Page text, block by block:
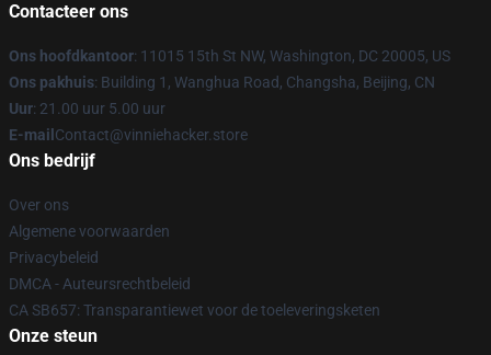
Contacteer ons
Ons hoofdkantoor: 11015 15th St NW, Washington, DC 20005, US
Ons pakhuis: Building 1, Wanghua Road, Changsha, Beijing, CN
Uur: 21.00 uur 5.00 uur
E-mail Contact@vinniehacker.store
Ons bedrijf
Over ons
Algemene voorwaarden
Privacybeleid
DMCA - Auteursrechtbeleid
CA SB657: Transparantiewet voor de toeleveringsketen
Onze steun